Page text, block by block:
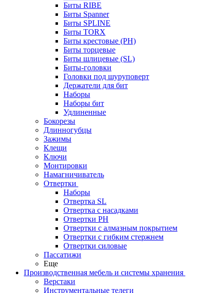
Биты RIBE
Биты Spanner
Биты SPLINE
Биты TORX
Биты крестовые (PH)
Биты торцевые
Биты шлицевые (SL)
Биты-головки
Головки под шуруповерт
Держатели для бит
Наборы
Наборы бит
Удлиненные
Бокорезы
Длинногубцы
Зажимы
Клещи
Ключи
Монтировки
Намагничиватель
Отвертки
Наборы
Отвертка SL
Отвертка с насадками
Отвертки PH
Отвертки с алмазным покрытием
Отвертки с гибким стержнем
Отвертки силовые
Пассатижи
Еще
Производственная мебель и системы хранения
Верстаки
Инструментальные телеги